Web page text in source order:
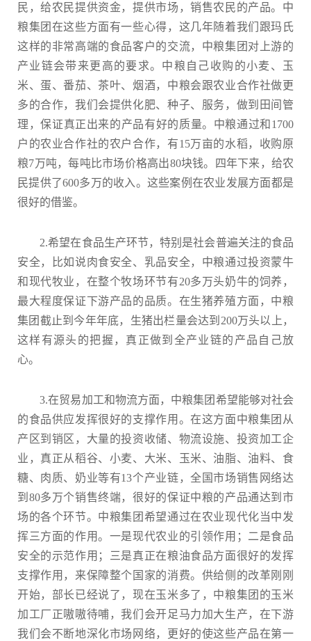
民，给农民提供资金，提供市场，销售农民的产品。中
粮集团在这些方面有一些心得，这几年随着我们跟玛氏
这样的非常高端的食品客户的交流，中粮集团对上游的
产业链会带来更高的要求。中粮自己收购的小麦、玉
米、蛋、番茄、茶叶、烟酒，中粮会跟农业合作社做更
多的合作，我们会提供化肥、种子、服务，做到田间管
理，保证真正出来的产品有好的质量。中粮通过和1700
户的农业合作社的农户合作，有15万亩的水稻，收购原
粮7万吨，每吨比市场价格高出80块钱。四年下来，给农
民提供了600多万的收入。这些案例在农业发展方面都是
很好的借鉴。
2.希望在食品生产环节，特别是社会普遍关注的食品
安全，比如说肉食安全、乳品安全，中粮通过投资蒙牛
和现代牧业，在整个牧场环节有20多万头奶牛的饲养，
最大程度保证下游产品的品质。在生猪养殖方面，中粮
集团截止到今年年底，生猪出栏量会达到200万头以上，
这样有源头的把握，真正做到全产业链的产品自己放
心。
3.在贸易加工和物流方面，中粮集团希望能够对社会
的食品供应发挥很好的支撑作用。在这方面中粮集团从
产区到销区，大量的投资收储、物流设施、投资加工企
业，真正从稻谷、小麦、大米、玉米、油脂、油料、食
糖、肉质、奶业等有13个产业链，全国市场销售网络达
到80多万个销售终端，很好的保证中粮的产品通达到市
场的各个环节。中粮集团希望通过在农业现代化当中发
挥三方面的作用。一是现代农业的引领作用；二是食品
安全的示范作用；三是真正在粮油食品方面很好的发挥
支撑作用，来保障整个国家的消费。供给侧的改革刚刚
开始，部长已经说了，现在玉米多了，中粮集团的玉米
加工厂正嗷嗷待哺，我们会开足马力加大生产，在下游
我们会不断地深化市场网络，更好的使这些产品在第一